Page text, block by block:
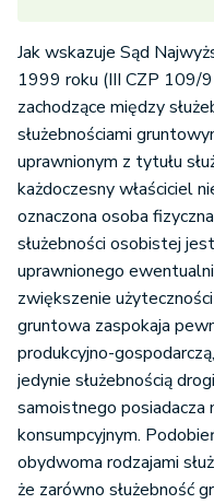
Jak wskazuje Sąd
1999 roku (III CZP 109/
zachodzące między
służebnościami
uprawnionym z tytułu
każdoczesny właściciel
oznaczona osoba
służebności osobistej
uprawnionego
zwiększenie
gruntowa zaspokaja
produkcyjno-
jedynie służebnością
samoistnego posiadacza
konsumpcyjnym.
obydwoma rodzajami
że zarówno służebność